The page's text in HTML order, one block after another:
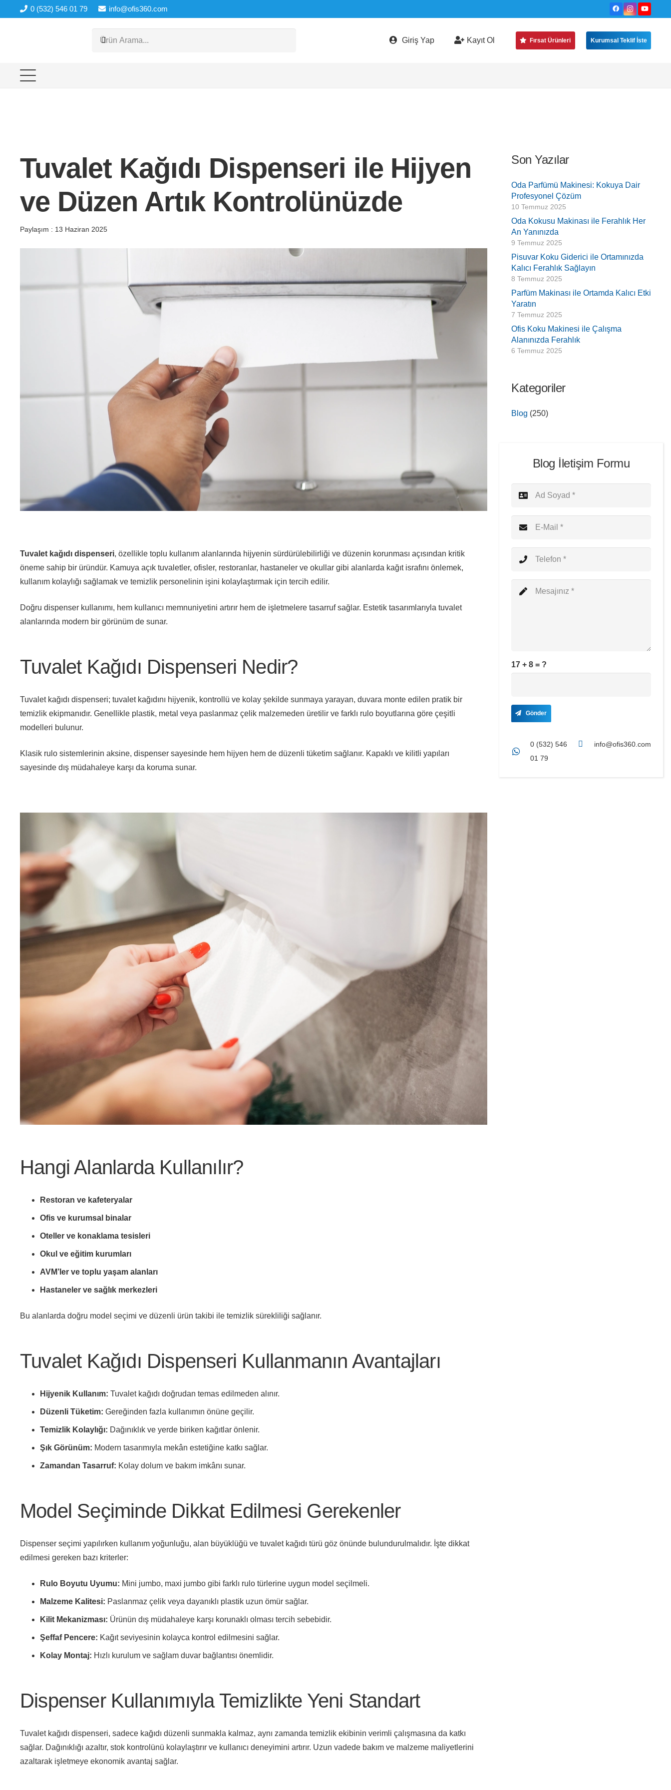
0 (532) 546 01 79 info@ofis360.com
Giriş Yap Kayıt Ol Fırsat Ürünleri Kurumsal Teklif İste
Tuvalet Kağıdı Dispenseri ile Hijyen
ve Düzen Artık Kontrolünüzde
Paylaşım : 13 Haziran 2025
Tuvalet kağıdı dispenseri, özellikle toplu kullanım alanlarında hijyenin sürdürülebilirliği ve düzenin korunması açısından kritik
öneme sahip bir üründür. Kamuya açık tuvaletler, ofisler, restoranlar, hastaneler ve okullar gibi alanlarda kağıt israfını önlemek,
kullanım kolaylığı sağlamak ve temizlik personelinin işini kolaylaştırmak için tercih edilir.
Doğru dispenser kullanımı, hem kullanıcı memnuniyetini artırır hem de işletmelere tasarruf sağlar. Estetik tasarımlarıyla tuvalet
alanlarında modern bir görünüm de sunar.
Tuvalet Kağıdı Dispenseri Nedir?
Tuvalet kağıdı dispenseri; tuvalet kağıdını hijyenik, kontrollü ve kolay şekilde sunmaya yarayan, duvara monte edilen pratik bir
temizlik ekipmanıdır. Genellikle plastik, metal veya paslanmaz çelik malzemeden üretilir ve farklı rulo boyutlarına göre çeşitli
modelleri bulunur.
Klasik rulo sistemlerinin aksine, dispenser sayesinde hem hijyen hem de düzenli tüketim sağlanır. Kapaklı ve kilitli yapıları
sayesinde dış müdahaleye karşı da koruma sunar.
Hangi Alanlarda Kullanılır?
Restoran ve kafeteryalar
Ofis ve kurumsal binalar
Oteller ve konaklama tesisleri
Okul ve eğitim kurumları
AVM’ler ve toplu yaşam alanları
Hastaneler ve sağlık merkezleri
Bu alanlarda doğru model seçimi ve düzenli ürün takibi ile temizlik sürekliliği sağlanır.
Tuvalet Kağıdı Dispenseri Kullanmanın Avantajları
Hijyenik Kullanım: Tuvalet kağıdı doğrudan temas edilmeden alınır.
Düzenli Tüketim: Gereğinden fazla kullanımın önüne geçilir.
Temizlik Kolaylığı: Dağınıklık ve yerde biriken kağıtlar önlenir.
Şık Görünüm: Modern tasarımıyla mekân estetiğine katkı sağlar.
Zamandan Tasarruf: Kolay dolum ve bakım imkânı sunar.
Model Seçiminde Dikkat Edilmesi Gerekenler
Dispenser seçimi yapılırken kullanım yoğunluğu, alan büyüklüğü ve tuvalet kağıdı türü göz önünde bulundurulmalıdır. İşte dikkat
edilmesi gereken bazı kriterler:
Rulo Boyutu Uyumu: Mini jumbo, maxi jumbo gibi farklı rulo türlerine uygun model seçilmeli.
Malzeme Kalitesi: Paslanmaz çelik veya dayanıklı plastik uzun ömür sağlar.
Kilit Mekanizması: Ürünün dış müdahaleye karşı korunaklı olması tercih sebebidir.
Şeffaf Pencere: Kağıt seviyesinin kolayca kontrol edilmesini sağlar.
Kolay Montaj: Hızlı kurulum ve sağlam duvar bağlantısı önemlidir.
Dispenser Kullanımıyla Temizlikte Yeni Standart
Tuvalet kağıdı dispenseri, sadece kağıdı düzenli sunmakla kalmaz, aynı zamanda temizlik ekibinin verimli çalışmasına da katkı
sağlar. Dağınıklığı azaltır, stok kontrolünü kolaylaştırır ve kullanıcı deneyimini artırır. Uzun vadede bakım ve malzeme maliyetlerini
azaltarak işletmeye ekonomik avantaj sağlar.
Son Yazılar
Oda Parfümü Makinesi: Kokuya Dair
Profesyonel Çözüm
10 Temmuz 2025
Oda Kokusu Makinası ile Ferahlık Her
An Yanınızda
9 Temmuz 2025
Pisuvar Koku Giderici ile Ortamınızda
Kalıcı Ferahlık Sağlayın
8 Temmuz 2025
Parfüm Makinası ile Ortamda Kalıcı Etki
Yaratın
7 Temmuz 2025
Ofis Koku Makinesi ile Çalışma
Alanınızda Ferahlık
6 Temmuz 2025
Kategoriler
Blog (250)
Blog İletişim Formu
17 + 8 = ?
Gönder
0 (532) 546
01 79
info@ofis360.com